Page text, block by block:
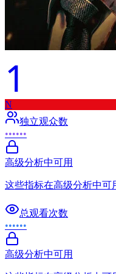
1
N
独立观众数
••••••
高级分析中可用
这些指标在高级分析中可
总观看次数
••••••
高级分析中可用